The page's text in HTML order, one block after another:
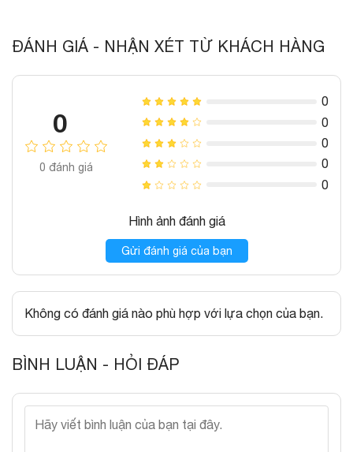
ĐÁNH GIÁ - NHẬN XÉT TỪ KHÁCH HÀNG
0
0 đánh giá
0
0
0
0
0
Hình ảnh đánh giá
Gửi đánh giá của bạn
Không có đánh giá nào phù hợp với lựa chọn của bạn.
BÌNH LUẬN - HỎI ĐÁP